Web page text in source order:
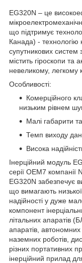
EG320N – це
що підтримує
Канада) - технологію
супутникових
містить гіроскопи
невеликому, легкому
Особливості:
Комерційного
низьким рівнем
Малі габарити
Темп виходу
Висока
Інерційний модуль
серії ОЕМ7 компанії
EG320N забезпечує
що вимагають низької
надійності у дуже
компонент
літальних апаратів
апаратів, автономних
наземних роботів,
різних портативних
інерційний прилад